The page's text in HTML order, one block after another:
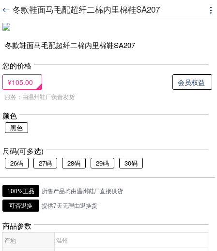
 冬款鞋面马毛配超纤二棉内里棉鞋SA207 
冬款鞋面马毛配超纤二棉内里棉鞋SA207
您的价格
¥105.00 会员权益
服务：由温州鞋厂负责发货
颜色
黑色
尺码(可多选)
26码 27码 28码 29码 30码
100%正品
所售产品均由温州鞋厂直接供货
可否退换
提供7天无理由退换货
商品参数
产地
温州